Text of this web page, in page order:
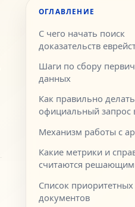
ОГЛАВЛЕНИЕ
С чего начать поиск
доказательств
Шаги по сбору
данных
Как правильно делать
официальный запрос
Механизм работы с
Какие метрики и
считаются
Список приоритетных
документов